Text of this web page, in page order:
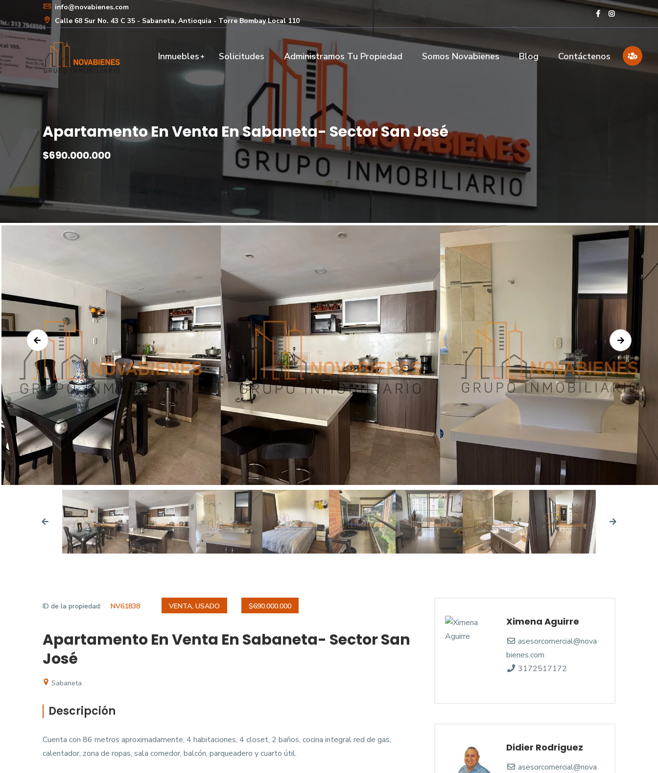
info@novabienes.com
Calle 68 Sur No. 43 C 35 - Sabaneta, Antioquia - Torre Bombay Local 110
Inmuebles Solicitudes Administramos Tu Propiedad Somos Novabienes Blog Contáctenos
Apartamento En Venta En Sabaneta- Sector San José
$690.000.000
ID de la propiedad: NV61838 VENTA, USADO $690.000.000
Apartamento En Venta En Sabaneta- Sector San
José
Sabaneta
Descripción
Cuenta con 86 metros aproximadamente, 4 habitaciones, 4 closet, 2 baños, cocina integral red de gas,
calentador, zona de ropas, sala comedor, balcón, parqueadero y cuarto útil.
Ximena Aguirre
asesorcomercial@nova
bienes.com
3172517172
Didier Rodriguez
asesorcomercial@nova